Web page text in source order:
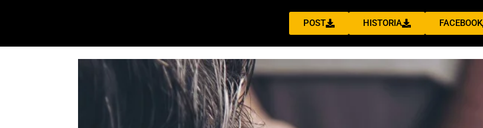
POST HISTORIA FACEBOOK